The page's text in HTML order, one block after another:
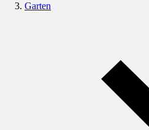
Garten